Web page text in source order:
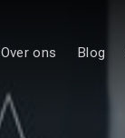
Over ons Blog